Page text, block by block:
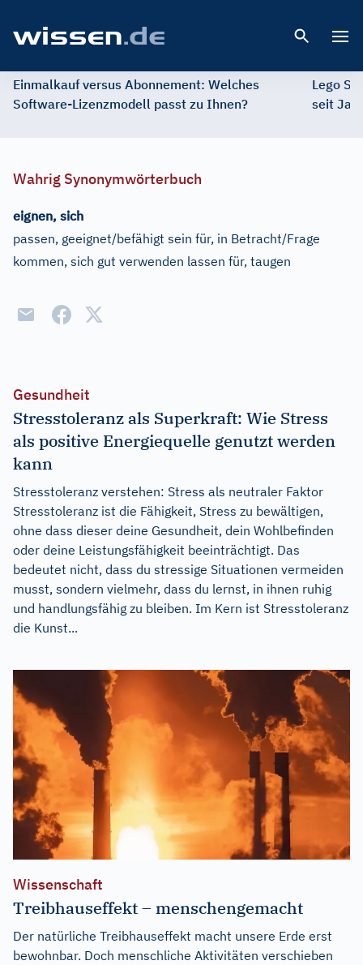
Einmalkauf versus Abonnement: Welches
Software-Lizenzmodell passt zu Ihnen?
Lego
seit
Wahrig Synonymwörterbuch
eignen, sich
passen, geeignet/befähigt sein für, in Betracht/Frage
kommen, sich gut verwenden lassen für, taugen
Gesundheit
Stresstoleranz als Superkraft: Wie Stress
als positive Energiequelle genutzt werden
kann
Stresstoleranz verstehen: Stress als neutraler Faktor
Stresstoleranz ist die Fähigkeit, Stress zu bewältigen,
ohne dass dieser deine Gesundheit, dein Wohlbefinden
oder deine Leistungsfähigkeit beeinträchtigt. Das
bedeutet nicht, dass du stressige Situationen vermeiden
musst, sondern vielmehr, dass du lernst, in ihnen ruhig
und handlungsfähig zu bleiben. Im Kern ist Stresstoleranz
die Kunst...
Wissenschaft
Treibhauseffekt – menschengemacht
Der natürliche Treibhauseffekt macht unsere Erde erst
bewohnbar. Doch menschliche Aktivitäten verschieben